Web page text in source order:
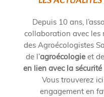
Depuis 10 ans,
collaboration avec les
des Agroécologistes
de l’agroécologieet
en lien avec la
Vous trouverez
engagement en